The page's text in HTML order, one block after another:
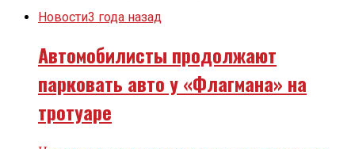
Новости3 года назад
Автомобилисты продолжают
парковать авто у «Флагмана» на
тротуаре